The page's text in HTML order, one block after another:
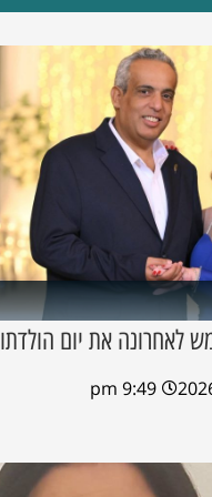
לאחרונה את יום הולדתו
9:49 pm